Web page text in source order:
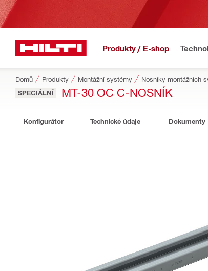
Produkty / E-shop
Domů Produkty Montážní systémy Nosníky montážních
SPECIÁLNÍ MT-30 OC C-NOSNÍK
Konfigurátor Technické údaje Dokumenty